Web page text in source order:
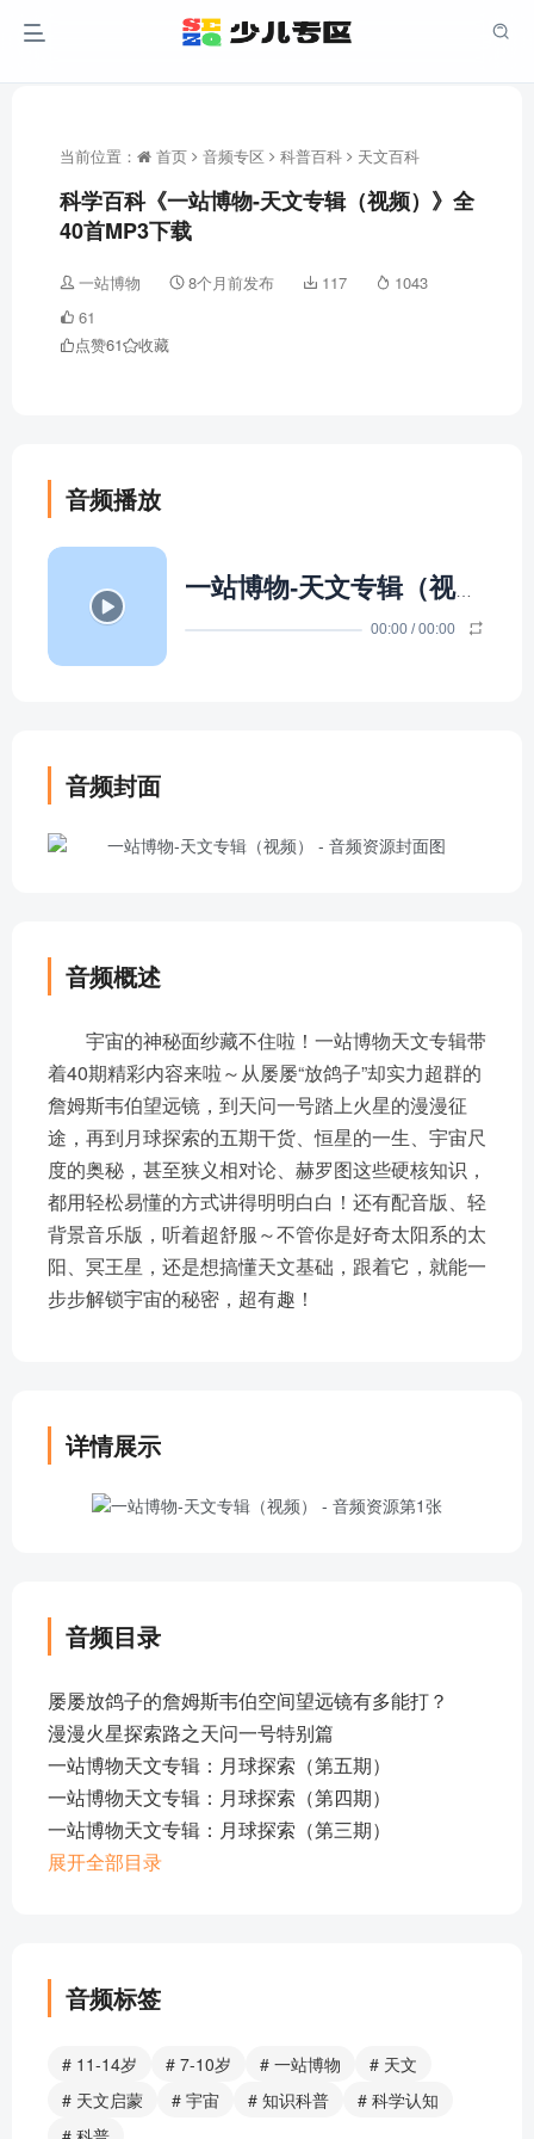
当前位置： 首页 音频专区 科普百科 天文百科
科学百科《一站博物-天文专辑（视频）》全
40首MP3下载
一站博物 8个月前发布 117
1043
61
点赞61 收藏
音频播放
一站博物-天文专辑（视频）
00:00 /00:00
音频封面
音频概述
宇宙的神秘面纱藏不住啦！一站博物天文专辑带
着40期精彩内容来啦～从屡屡“放鸽子”却实力超群的
詹姆斯韦伯望远镜，到天问一号踏上火星的漫漫征
途，再到月球探索的五期干货、恒星的一生、宇宙尺
度的奥秘，甚至狭义相对论、赫罗图这些硬核知识，
都用轻松易懂的方式讲得明明白白！还有配音版、轻
背景音乐版，听着超舒服～不管你是好奇太阳系的太
阳、冥王星，还是想搞懂天文基础，跟着它，就能一
步步解锁宇宙的秘密，超有趣！
详情展示
音频目录
屡屡放鸽子的詹姆斯韦伯空间望远镜有多能打？
漫漫火星探索路之天问一号特别篇
一站博物天文专辑：月球探索（第五期）
一站博物天文专辑：月球探索（第四期）
一站博物天文专辑：月球探索（第三期）
一站博物天文专辑：月球探索（第二期）
一站博物天文专辑：漫漫火星探索路（下篇）
一站博物天文专辑：漫漫火星探索路（中篇）
一站博物天文专辑：漫漫火星探索路（上篇）
狭义相对论 （下篇）
展开全部目录
音频标签
# 11-14岁 # 7-10岁 # 一站博物
# 天文
# 天文启蒙
# 宇宙 # 知识科普
# 科学认知